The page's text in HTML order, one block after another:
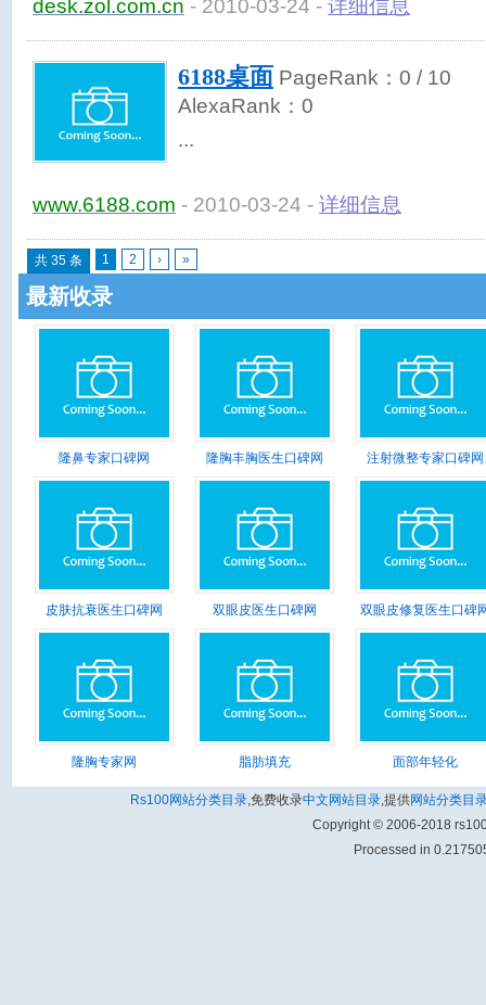
desk.zol.com.cn - 2010-03-24 - 详细信息
6188桌面 PageRank： 0 / 10
AlexaRank： 0
www.6188.com - 2010-03-24 - 详细信息
共 35 条 1 2 › »
最新收录
隆鼻专家口碑网 隆胸丰胸医生口碑网 注射微整专家口碑网
皮肤抗衰医生口碑网 双眼皮医生口碑网 双眼皮修复医生口碑
隆胸专家网 脂肪填充 面部年轻化
Rs100网站分类目录,免费收录中文网站目录,提供网站分类目
Copyright © 2006-2018
Processed in